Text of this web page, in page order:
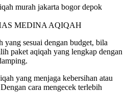
MEDINA AQIQAH
yang sesuai dengan budget, bila
paket aqiqah yang lengkap dengan
yang menjaga kebersihan atau
cara mengecek terlebih